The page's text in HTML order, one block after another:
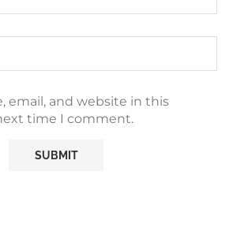
email, and website in this
time I comment.